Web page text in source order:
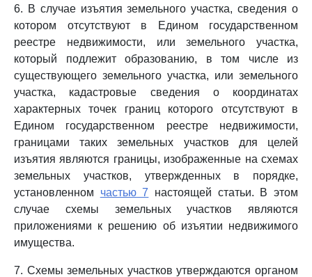
6. В случае изъятия земельного участка, сведения о
котором отсутствуют в Едином государственном
реестре недвижимости, или земельного участка,
который подлежит образованию, в том числе из
существующего земельного участка, или земельного
участка, кадастровые сведения о координатах
характерных точек границ которого отсутствуют в
Едином государственном реестре недвижимости,
границами таких земельных участков для целей
изъятия являются границы, изображенные на схемах
земельных участков, утвержденных в порядке,
установленном частью 7 настоящей статьи. В этом
случае схемы земельных участков являются
приложениями к решению об изъятии недвижимого
имущества.
7. Схемы земельных участков утверждаются органом